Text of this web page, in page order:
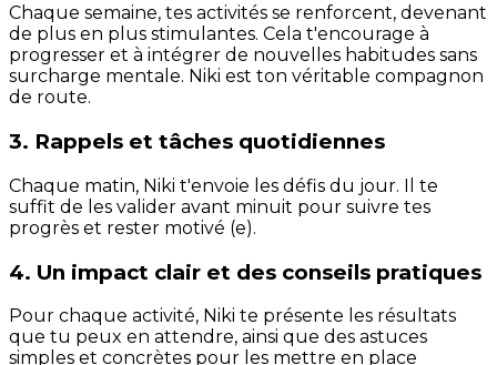
Chaque semaine, tes activités se renforcent, devenant
de plus en plus stimulantes. Cela t'encourage à
progresser et à intégrer de nouvelles habitudes sans
surcharge mentale. Niki est ton véritable compagnon
de route.
3. Rappels et tâches quotidiennes
Chaque matin, Niki t'envoie les défis du jour. Il te
suffit de les valider avant minuit pour suivre tes
progrès et rester motivé (e).
4. Un impact clair et des conseils pratiques
Pour chaque activité, Niki te présente les résultats
que tu peux en attendre, ainsi que des astuces
simples et concrètes pour les mettre en place